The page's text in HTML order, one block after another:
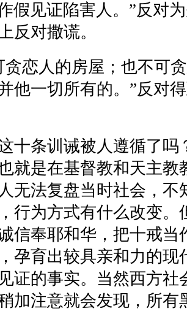
假见证陷害人。 ”反对
反对撒谎。
贪恋人的房屋；也不可
他一切所有的。 ”反对
十条训诫被人遵循了吗
就是在基督教和天主教
无法复盘当时社会，不
行为方式有什么改变。
信奉耶和华，把十戒当
孕育出较具亲和力的现
证的事实。当然西方社
加注意就会发现，所有